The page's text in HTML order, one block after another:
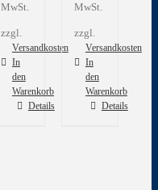
MwSt.
zzgl.
Versandkosten
In
den
Warenkorb
Details
MwSt.
zzgl.
Versandkosten
In
den
Warenkorb
Details